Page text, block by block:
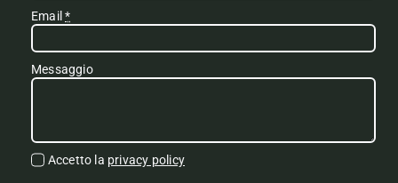
Email*
Messaggio
Accetto la privacy policy